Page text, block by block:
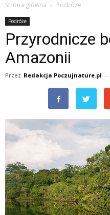
Strona główna Podróże
Podróże
Przyrodnicze
Amazonii
Przez Redakcja Poczujnature.pl -